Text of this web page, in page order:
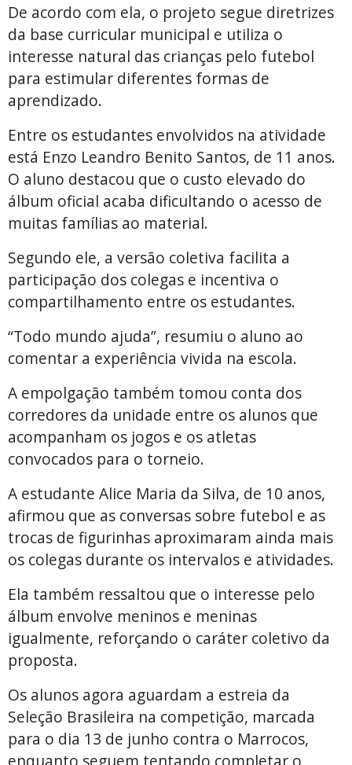
De acordo com ela, o projeto segue diretrizes
da base curricular municipal e utiliza o
interesse natural das crianças pelo futebol
para estimular diferentes formas de
aprendizado.
Entre os estudantes envolvidos na atividade
está Enzo Leandro Benito Santos, de 11 anos.
O aluno destacou que o custo elevado do
álbum oficial acaba dificultando o acesso de
muitas famílias ao material.
Segundo ele, a versão coletiva facilita a
participação dos colegas e incentiva o
compartilhamento entre os estudantes.
“Todo mundo ajuda”, resumiu o aluno ao
comentar a experiência vivida na escola.
A empolgação também tomou conta dos
corredores da unidade entre os alunos que
acompanham os jogos e os atletas
convocados para o torneio.
A estudante Alice Maria da Silva, de 10 anos,
afirmou que as conversas sobre futebol e as
trocas de figurinhas aproximaram ainda mais
os colegas durante os intervalos e atividades.
Ela também ressaltou que o interesse pelo
álbum envolve meninos e meninas
igualmente, reforçando o caráter coletivo da
proposta.
Os alunos agora aguardam a estreia da
Seleção Brasileira na competição, marcada
para o dia 13 de junho contra o Marrocos,
enquanto seguem tentando completar o